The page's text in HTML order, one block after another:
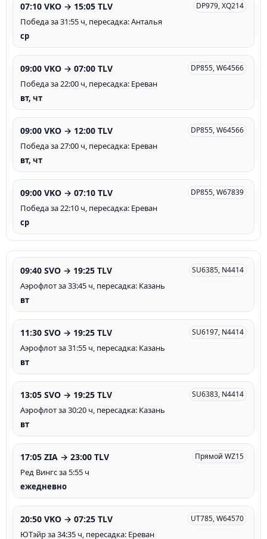
07:10 VKO → 15:05 TLV DP979, XQ214
Победа за 31:55 ч, пересадка: Анталья
ср
09:00 VKO → 07:00 TLV DP855, W64566
Победа за 22:00 ч, пересадка: Ереван
вт, чт
09:00 VKO → 12:00 TLV DP855, W64566
Победа за 27:00 ч, пересадка: Ереван
вт, чт
09:00 VKO → 07:10 TLV DP855, W67839
Победа за 22:10 ч, пересадка: Ереван
ср
09:40 SVO → 19:25 TLV SU6385, N4414
Аэрофлот за 33:45 ч, пересадка: Казань
вт
11:30 SVO → 19:25 TLV SU6197, N4414
Аэрофлот за 31:55 ч, пересадка: Казань
вт
13:05 SVO → 19:25 TLV SU6383, N4414
Аэрофлот за 30:20 ч, пересадка: Казань
вт
17:05 ZIA → 23:00 TLV Прямой WZ15
Ред Вингс за 5:55 ч
ежедневно
20:50 VKO → 07:25 TLV UT785, W64570
ЮТэйр за 34:35 ч, пересадка: Ереван